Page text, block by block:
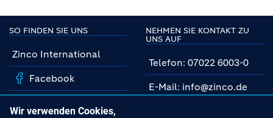
SO FINDEN SIE UNS
Zinco International
Facebook
NEHMEN SIE KONTAKT ZU
UNS AUF
Telefon: 07022 6003-0
E-Mail: info@zinco.de
Wir verwenden Cookies,